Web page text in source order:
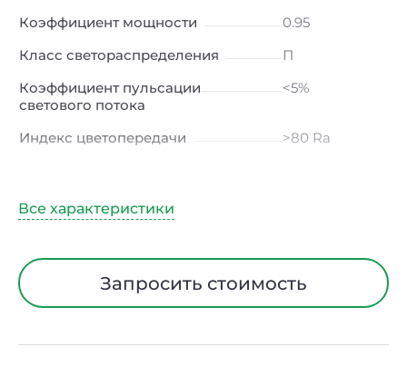
Коэффициент мощности
0.95
Класс светораспределения
П
Коэффициент пульсации
светового потока
<5%
Индекс цветопередачи
>80 Ra
Угол рассеивания
Диапазон рабочих температур
от -20 до +40
℃
Запросить стоимость